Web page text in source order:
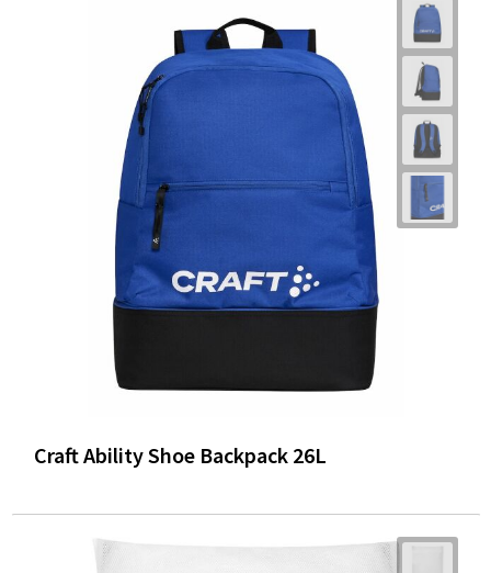
Craft Ability Shoe Backpack 26L